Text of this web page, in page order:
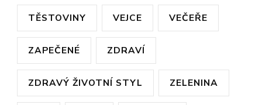
TĚSTOVINY VEJCE VEČEŘE
ZAPEČENÉ ZDRAVÍ
ZDRAVÝ ŽIVOTNÍ STYL ZELENINA